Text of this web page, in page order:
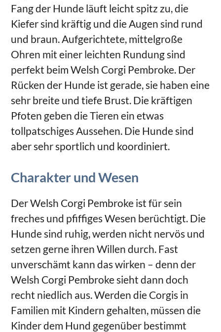
Fang der Hunde läuft leicht spitz zu, die
Kiefer sind kräftig und die Augen sind rund
und braun. Aufgerichtete, mittelgroße
Ohren mit einer leichten Rundung sind
perfekt beim Welsh Corgi Pembroke. Der
Rücken der Hunde ist gerade, sie haben eine
sehr breite und tiefe Brust. Die kräftigen
Pfoten geben die Tieren ein etwas
tollpatschiges Aussehen. Die Hunde sind
aber sehr sportlich und koordiniert.
Charakter und Wesen
Der Welsh Corgi Pembroke ist für sein
freches und pfiffiges Wesen berüchtigt. Die
Hunde sind ruhig, werden nicht nervös und
setzen gerne ihren Willen durch. Fast
unverschämt kann das wirken – denn der
Welsh Corgi Pembroke sieht dann doch
recht niedlich aus. Werden die Corgis in
Familien mit Kindern gehalten, müssen die
Kinder dem Hund gegenüber bestimmt